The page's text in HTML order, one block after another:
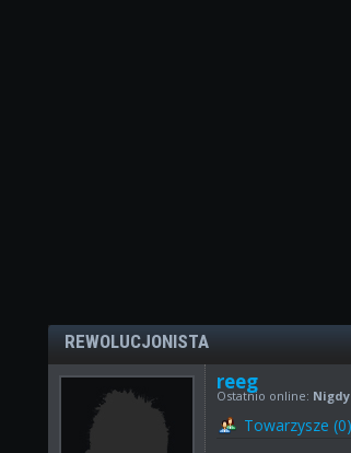
REWOLUCJONISTA
reeg
Ostatnio online: Nigdy
Towarzysze (0)